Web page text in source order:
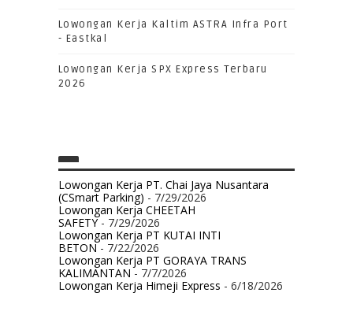
Lowongan Kerja Kaltim ASTRA Infra Port
- Eastkal
Lowongan Kerja SPX Express Terbaru
2026
Lowongan Kerja PT. Chai Jaya Nusantara
(CSmart Parking) - 7/29/2026
Lowongan Kerja CHEETAH
SAFETY- 7/29/2026
Lowongan Kerja PT KUTAI INTI
BETON- 7/22/2026
Lowongan Kerja PT GORAYA TRANS
KALIMANTAN- 7/7/2026
Lowongan Kerja Himeji Express - 6/18/2026